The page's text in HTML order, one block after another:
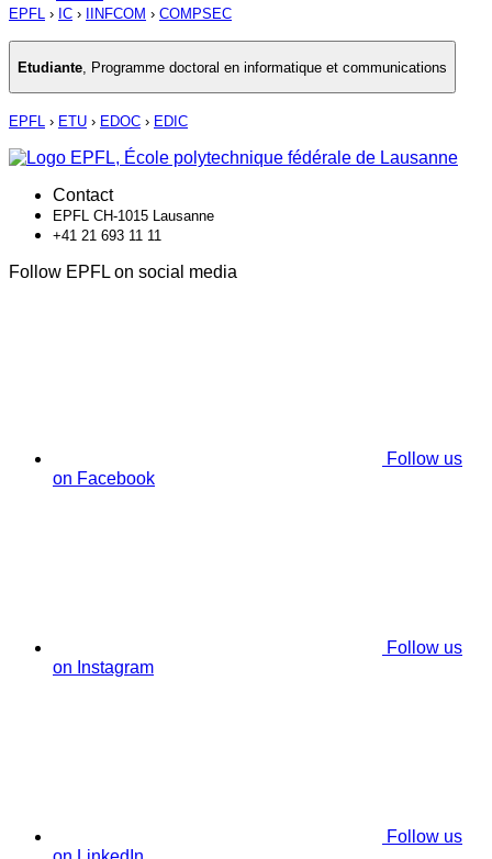
EPFL › IC › IINFCOM › COMPSEC
Etudiante Programme doctoral en informatique et communications
EPFL › ETU › EDOC › EDIC
Contact
EPFL CH-1015 Lausanne
+41 21 693 11 11
Follow EPFL on social media
Follow us
on Facebook
Follow us
on Instagram
Follow us